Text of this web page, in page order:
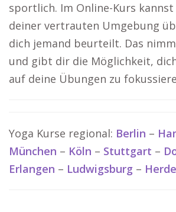
sportlich. Im Online-Kurs kannst
deiner vertrauten Umgebung
dich jemand beurteilt. Das
und gibt dir die Möglichkeit,
auf deine Übungen zu
Yoga Kurse regional: Berlin –
München – Köln – Stuttgart –
Erlangen – Ludwigsburg –